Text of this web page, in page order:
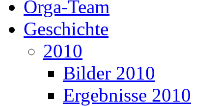
Orga-Team
Geschichte
2010
Bilder 2010
Ergebnisse 2010